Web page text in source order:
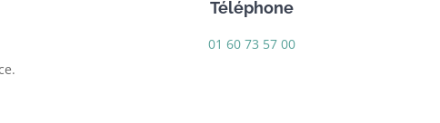
Téléphone
01 60 73 57 00